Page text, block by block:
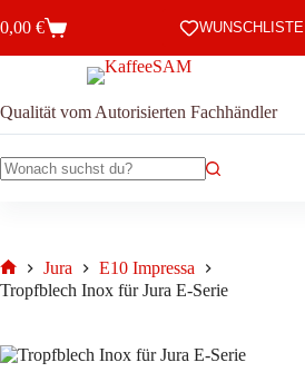
Inhalt
Warenkorb
0,00 € WUNSCHLISTE
Qualität vom Autorisierten Fachhändler
Start
Jura
E10 Impressa
Tropfblech Inox für Jura E-Serie